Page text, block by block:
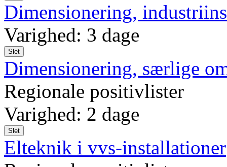
Dimensionering,
Varighed: 3 dage
Slet
Dimensionering, særlige
Regionale positivlister
Varighed: 2 dage
Slet
Elteknik i vvs-installationer